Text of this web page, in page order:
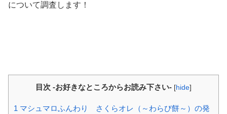
について調査します！
目次 -お好きなところからお読み下さい- [hide]
1 マシュマロふんわり さくらオレ（～わらび餅～）の発